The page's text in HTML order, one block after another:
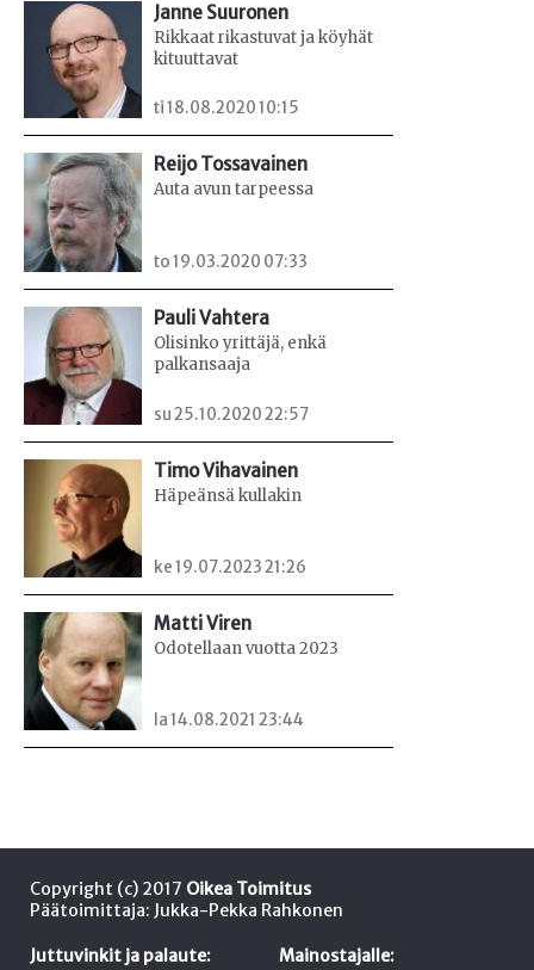
Janne Suuronen
Rikkaat rikastuvat ja köyhät
kituuttavat
ti 18.08.2020 10:15
Reijo Tossavainen
Auta avun tarpeessa
to 19.03.2020 07:33
Pauli Vahtera
Olisinko yrittäjä, enkä
palkansaaja
su 25.10.2020 22:57
Timo Vihavainen
Häpeänsä kullakin
ke 19.07.2023 21:26
Matti Viren
Odotellaan vuotta 2023
la 14.08.2021 23:44
Copyright (c) 2017 Oikea Toimitus
Päätoimittaja: Jukka-Pekka Rahkonen
Juttuvinkit ja palaute:
Mainostajalle: